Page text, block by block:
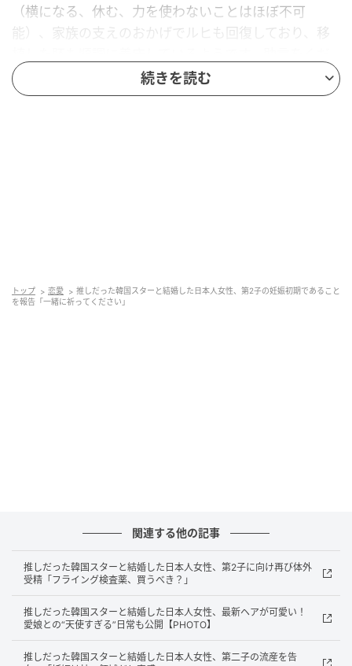
（横になる、休む、力を使わないことはほぼ不可
能）、家族の支えのおかげでルヒも回復しており、移
さった方々に感謝しています」と明かした。
（写真＝彩音さんInstagram）
彩音さんは、かつて“推し”だったイ・ジフンと14歳の
年の差を乗り越え、2021年に結婚。不妊治療を経て
続きを読む
トップ 恋愛
推しだった韓国スターと結婚した日本人女性、第2子の妊娠初期であること
を報告「一緒に祈ってください」
関連する他の記事
推しだった韓国スターと結婚した日本人女性、第2子に向け再び体外
受精「フライング検査薬、買うべき？」
推しだった韓国スターと結婚した日本人女性、最新ヘアが可愛い！
愛娘との“天使すぎる”日常も公開【PHOTO】
推しだった韓国スターと結婚した日本人女性、第二子の流産を告